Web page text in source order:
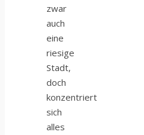
zwar
auch
eine
riesige
Stadt,
doch
konzentriert
sich
alles